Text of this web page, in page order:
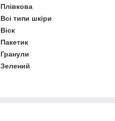
Плівкова
Всі типи шкіри
Віск
Пакетик
Гранули
Зелений